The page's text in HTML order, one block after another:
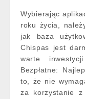
Wybierając
roku życia,
jak baza
Chispas jest
warte
Bezpłatne:
to, że nie
za korzystanie z